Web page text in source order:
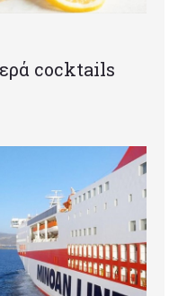
cocktails